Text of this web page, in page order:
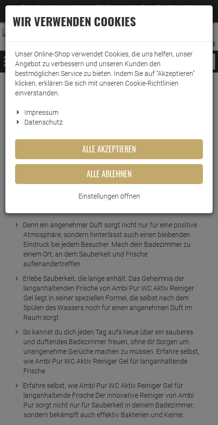
Jetzt für den Newsletter entscheiden und 5% Rabatt auf Ihre nächste Bestellung erhalten
–Zum Newsletter
ANMELDEN
AUFKLAPPEN
MERKZETTEL
WARENKORB:
MENÜ
Weiter einkaufen www.wark24.de Haushaltsreiniger
Sanitärreiniger
WC-Reiniger
Ambi Pur WC Aktiv Reiniger Gel White Flowers 750ml
Ambi Pur WC Aktiv Reiniger
Gel White Flowers 750ml
Artikel-Nummer:10017377
Denn ein angenehmer Duft sorgt nicht nur für eine positive
Atmosphäre, sondern hinterlässt auch einen bleibenden
Eindruck bei jedem Besucher. Mach dein Badezimmer zu
einem Ort, an dem Sauberkeit und Frische
aufeinandertreffen.
Erlebe Sauberkeit, die lange anhält. Das Geheimnis der
langanhaltenden Frische von Ambi Pur WC Aktiv Reiniger
Gel liegt in seiner speziellen Formel, die selbst nach dem
Spülen des Wassers noch für einen angenehmen Duft im
Raum sorgt.
So kannst du dich jeden Tag aufs Neue über ein sauberes
und duftendes Badezimmer freuen, ohne dir Sorgen um
unangenehme Gerüche machen zu müssen. Erfahre selbst,
wie Ambi Pur WC Aktiv Reiniger Gel für langanhaltende
Frische
Erfahre selbst, wie Ambi Pur WC Aktiv Reiniger Gel für
langanhaltende Frische Der innovative Reiniger von Ambi
Pur sorgt nicht nur für Sauberkeit in deinem Badezimmer,
sondern bekämpft auch effektiv Bakterien und Keime.
WIR VERWENDEN COOKIES
Unser Online-Shop verwendet Cookies, die uns helfen, unser
Angebot zu verbessern und unseren Kunden den
bestmöglichen Service zu bieten. Indem Sie auf "Akzeptieren"
klicken, erklären Sie sich mit unseren Cookie-Richtlinien
einverstanden.
Impressum
Datenschutz
ALLE AKZEPTIEREN
ALLE ABLEHNEN
Einstellungen öffnen